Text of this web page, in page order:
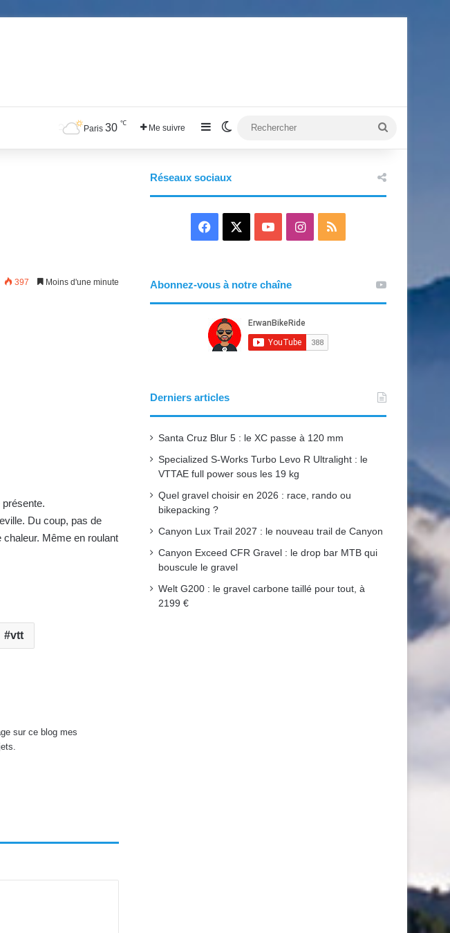
Paris 30 ℃ Me suivre Sidebar (barre latérale)
Switch skin
397 Moins d'une minute
Du coup, pas de
Même en roulant
vtt
sur ce blog mes
Réseaux sociaux
c
b
o
k
u
u
I
a
a
Abonnez-vous à notre chaîne
Derniers articles
Santa Cruz Blur 5 : le XC passe à 120 mm
Specialized S-Works Turbo Levo R Ultralight : le
VTTAE full power sous les 19 kg
Quel gravel choisir en 2026 : race, rando ou
bikepacking ?
Canyon Lux Trail 2027 : le nouveau trail de Canyon
Canyon Exceed CFR Gravel : le drop bar MTB qui
bouscule le gravel
Welt G200 : le gravel carbone taillé pour tout, à
2199 €